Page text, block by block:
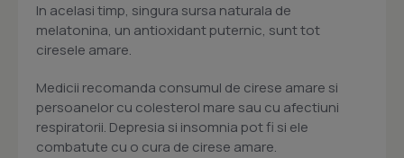
In acelasi timp, singura sursa naturala de
melatonina, un antioxidant puternic, sunt tot
ciresele amare.
Medicii recomanda consumul de cirese amare si
persoanelor cu colesterol mare sau cu afectiuni
respiratorii. Depresia si insomnia pot fi si ele
combatute cu o cura de cirese amare.